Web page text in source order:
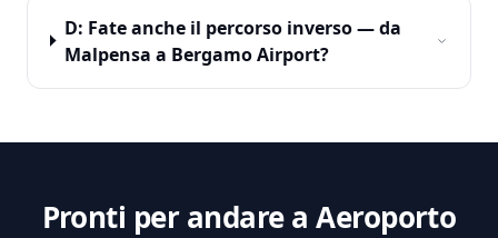
D: Fate anche il percorso inverso — da
Malpensa a Bergamo Airport?
Pronti per andare a Aeroporto